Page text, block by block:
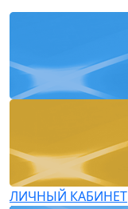
ЛИЧНЫЙ КАБИНЕТ